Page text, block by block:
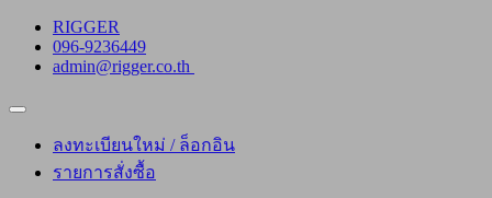
Skip
content
RIGGER
096-9236449
admin@rigger.co.th
Topbar
ลงทะเบียนใหม่ / ล็อกอิน
รายการสั่งซื้อ